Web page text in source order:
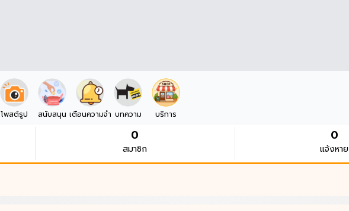
โพสต์รูป สนับสนุน เตือนความจำ บทความ บริการ
0
สมาชิก
0
แจ้งหาย